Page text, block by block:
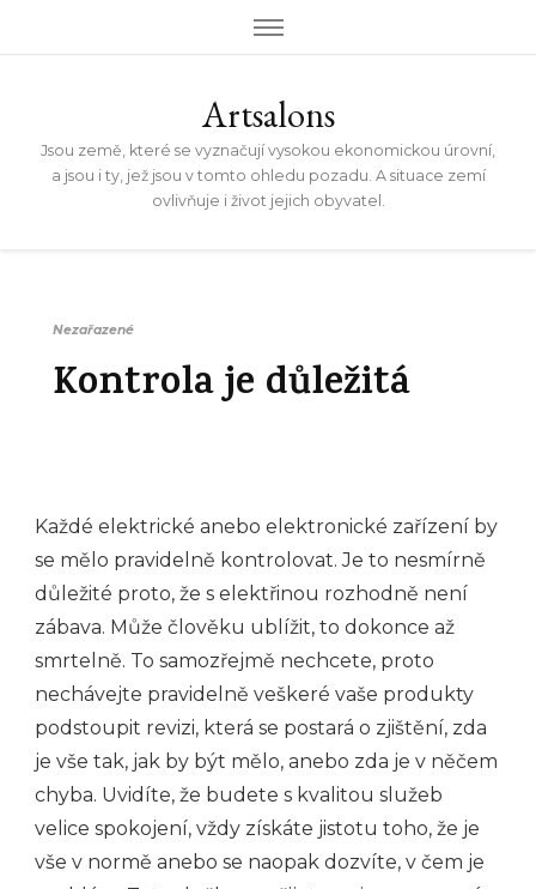
Artsalons
Jsou země, které se vyznačují vysokou ekonomickou úrovní,
a jsou i ty, jež jsou v tomto ohledu pozadu. A situace zemí
ovlivňuje i život jejich obyvatel.
Nezařazené
Kontrola je důležitá
Každé elektrické anebo elektronické zařízení by
se mělo pravidelně kontrolovat. Je to nesmírně
důležité proto, že s elektřinou rozhodně není
zábava. Může člověku ublížit, to dokonce až
smrtelně. To samozřejmě nechcete, proto
nechávejte pravidelně veškeré vaše produkty
podstoupit revizi, která se postará o zjištění, zda
je vše tak, jak by být mělo, anebo zda je v něčem
chyba. Uvidíte, že budete s kvalitou služeb
velice spokojení, vždy získáte jistotu toho, že je
vše v normě anebo se naopak dozvíte, v čem je